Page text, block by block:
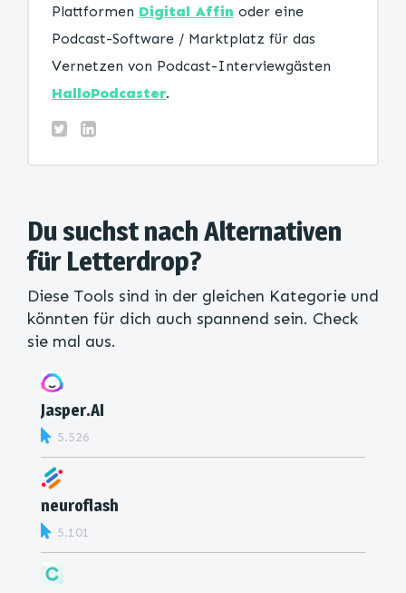
Plattformen Digital Affin oder eine
Podcast-Software / Marktplatz für das
Vernetzen von Podcast-Interviewgästen
HalloPodcaster.
Du suchst nach Alternativen
für Letterdrop?
Diese Tools sind in der gleichen Kategorie und
könnten für dich auch spannend sein. Check
sie mal aus.
Jasper.AI
5.526
neuroflash
5.101